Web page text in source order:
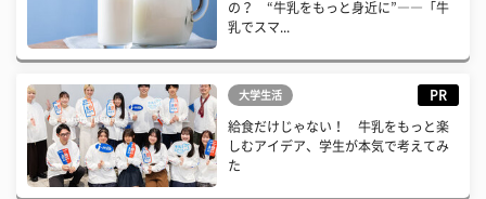
の？ “牛乳をもっと身近に”――「牛
乳でスマ...
大学生活 PR
給食だけじゃない！ 牛乳をもっと楽
しむアイデア、学生が本気で考えてみ
た